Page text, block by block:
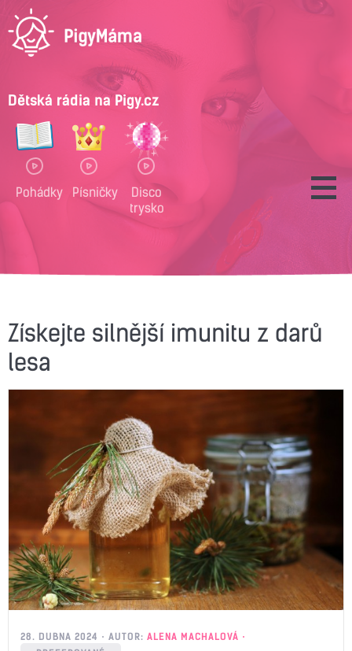
Dětská rádia na Pigy.cz
Pohádky Písničky
Disco
trysko
Získejte silnější imunitu z darů
lesa
28. DUBNA 2024 AUTOR: ALENA MACHALOVÁ